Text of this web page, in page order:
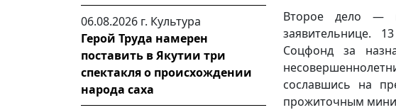
06.08.2026 г. Культура
Герой Труда намерен
поставить в Якутии три
спектакля о происхождении
народа саха
Второе дело —
заявительнице.
Соцфонд за
сославшись на
прожиточным